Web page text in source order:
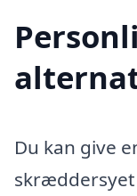
Du kan give